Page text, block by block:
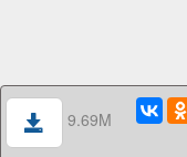
9.69M